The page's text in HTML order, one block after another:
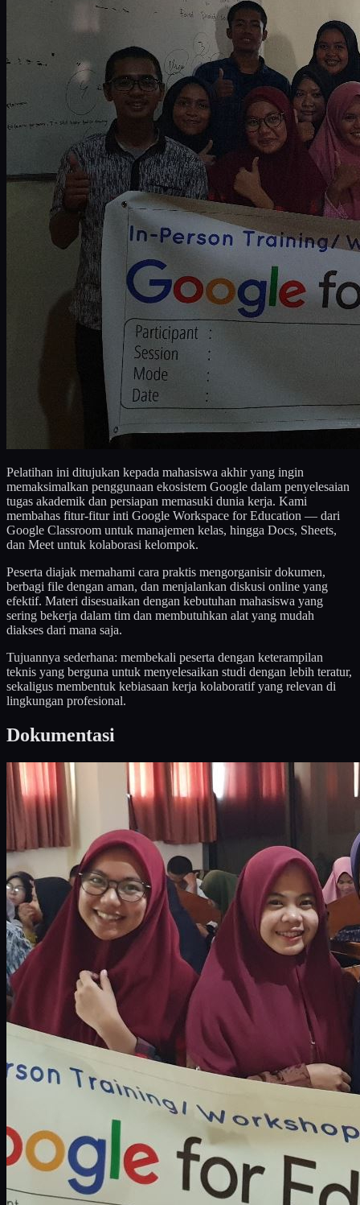
Pelatihan ini ditujukan kepada mahasiswa akhir yang ingin
memaksimalkan penggunaan ekosistem Google dalam penyelesaian
tugas akademik dan persiapan memasuki dunia kerja. Kami
membahas fitur-fitur inti Google Workspace for Education — dari
Google Classroom untuk manajemen kelas, hingga Docs, Sheets,
dan Meet untuk kolaborasi kelompok.
Peserta diajak memahami cara praktis mengorganisir dokumen,
berbagi file dengan aman, dan menjalankan diskusi online yang
efektif. Materi disesuaikan dengan kebutuhan mahasiswa yang
sering bekerja dalam tim dan membutuhkan alat yang mudah
diakses dari mana saja.
Tujuannya sederhana: membekali peserta dengan keterampilan
teknis yang berguna untuk menyelesaikan studi dengan lebih teratur,
sekaligus membentuk kebiasaan kerja kolaboratif yang relevan di
lingkungan profesional.
Dokumentasi